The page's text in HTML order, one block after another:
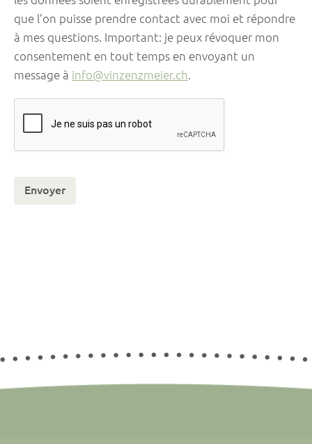
que l’on puisse prendre contact avec moi et répondre
à mes questions. Important: je peux révoquer mon
consentement en tout temps en envoyant un
message à info@vinzenzmeier.ch.